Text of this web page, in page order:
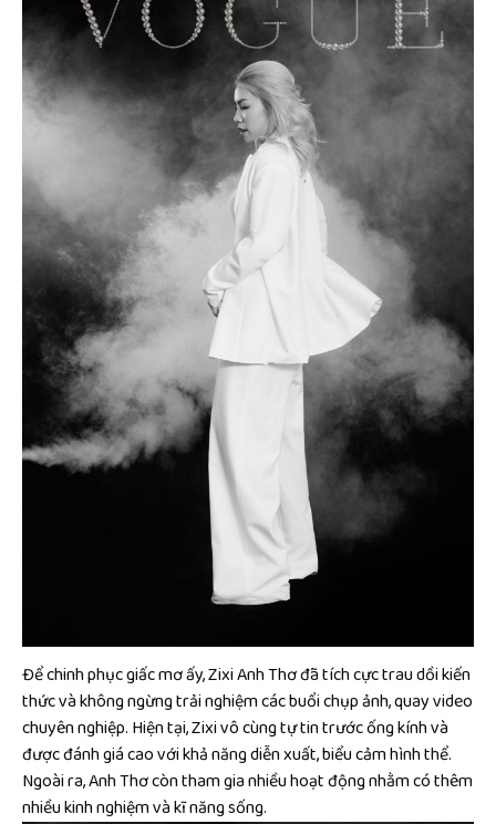
Để chinh phục giấc mơ ấy, Zixi Anh Thơ đã tích cực trau dồi kiến
thức và không ngừng trải nghiệm các buổi chụp ảnh, quay video
chuyên nghiệp. Hiện tại, Zixi vô cùng tự tin trước ống kính và
được đánh giá cao với khả năng diễn xuất, biểu cảm hình thể.
Ngoài ra, Anh Thơ còn tham gia nhiều hoạt động nhằm có thêm
nhiều kinh nghiệm và kĩ năng sống.